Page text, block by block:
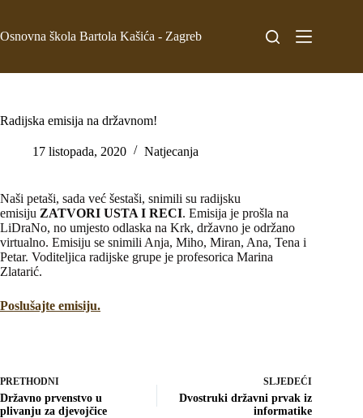
Osnovna škola Bartola Kašića - Zagreb
Radijska emisija na državnom!
17 listopada, 2020 Natjecanja
Naši petaši, sada već šestaši, snimili su radijsku
emisiju ZATVORI USTA I RECI. Emisija je prošla na
LiDraNo, no umjesto odlaska na Krk, državno je održano
virtualno. Emisiju se snimili Anja, Miho, Miran, Ana, Tena i
Petar. Voditeljica radijske grupe je profesorica Marina
Zlatarić.
Poslušajte emisiju.
PRETHODNI
Državno prvenstvo u
plivanju za djevojčice
SLJEDEĆI
Dvostruki državni prvak iz
informatike